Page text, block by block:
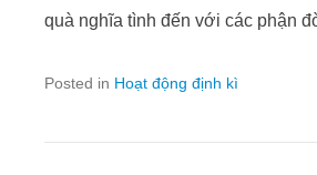
quà nghĩa tình đến với các phận
Posted in Hoạt động định kì